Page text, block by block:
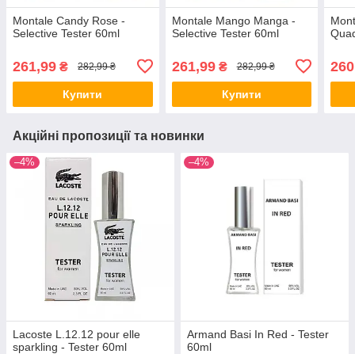
Montale Candy Rose -
Selective Tester 60ml
261,99 ₴ 282,99 ₴
Купити
Montale Mango Manga -
Selective Tester 60ml
261,99₴ 282,99 ₴
Купити
260
Акційні пропозиції та новинки
–4%
Lacoste L.12.12 pour elle
sparkling - Tester 60ml
–4%
Armand Basi In Red - Tester
60ml